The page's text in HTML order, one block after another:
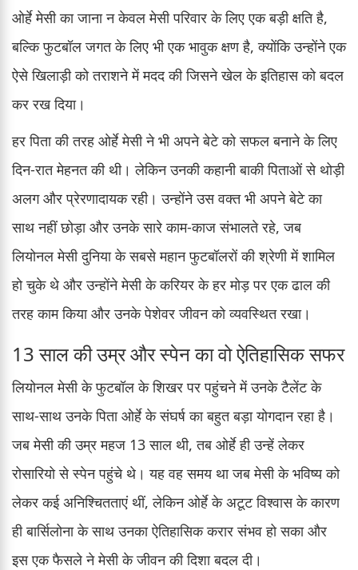
ओर्हे मेसी का जाना न केवल मेसी परिवार के लिए एक बड़ी क्षति है,
बल्कि फुटबॉल जगत के लिए भी एक भावुक क्षण है, क्योंकि उन्होंने एक
ऐसे खिलाड़ी को तराशने में मदद की जिसने खेल के इतिहास को बदल
कर रख दिया।
हर पिता की तरह ओर्हे मेसी ने भी अपने बेटे को सफल बनाने के लिए
दिन-रात मेहनत की थी। लेकिन उनकी कहानी बाकी पिताओं से थोड़ी
अलग और प्रेरणादायक रही। उन्होंने उस वक्त भी अपने बेटे का
साथ नहीं छोड़ा और उनके सारे काम-काज संभालते रहे, जब
लियोनल मेसी दुनिया के सबसे महान फुटबॉलरों की श्रेणी में शामिल
हो चुके थे और उन्होंने मेसी के करियर के हर मोड़ पर एक ढाल की
तरह काम किया और उनके पेशेवर जीवन को व्यवस्थित रखा।
13 साल की उम्र और स्पेन का वो ऐतिहासिक सफर
लियोनल मेसी के फुटबॉल के शिखर पर पहुंचने में उनके टैलेंट के
साथ-साथ उनके पिता ओर्हे के संघर्ष का बहुत बड़ा योगदान रहा है।
जब मेसी की उम्र महज 13 साल थी, तब ओर्हे ही उन्हें लेकर
रोसारियो से स्पेन पहुंचे थे। यह वह समय था जब मेसी के भविष्य को
लेकर कई अनिश्चितताएं थीं, लेकिन ओर्हे के अटूट विश्वास के कारण
ही बार्सिलोना के साथ उनका ऐतिहासिक करार संभव हो सका और
इस एक फैसले ने मेसी के जीवन की दिशा बदल दी।